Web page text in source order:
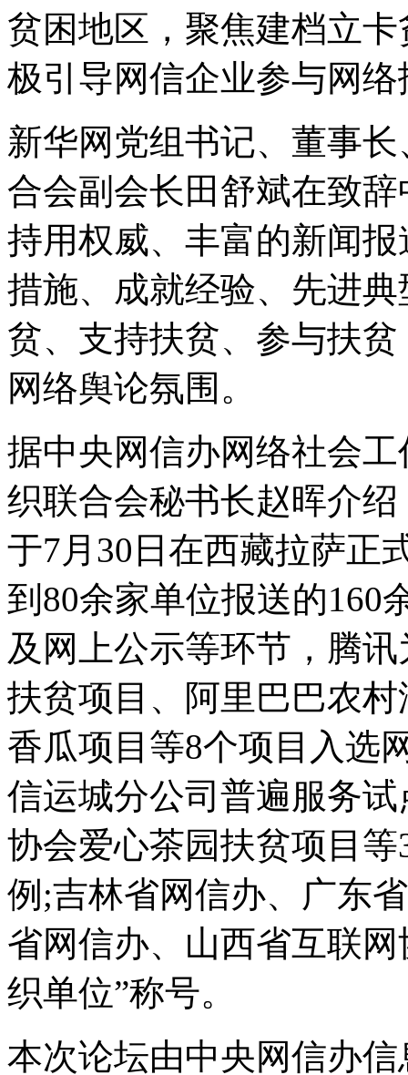
贫困地区，聚焦建档立
极引导网信企业参与网络
新华网党组书记、董事
合会副会长田舒斌在致
持用权威、丰富的新闻
措施、成就经验、先进
贫、支持扶贫、参与扶
网络舆论氛围。
据中央网信办网络社会
织联合会秘书长赵晖介
于7月30日在西藏拉萨正
到80余家单位报送的160
及网上公示等环节，腾
扶贫项目、阿里巴巴农
香瓜项目等8个项目入选
信运城分公司普遍服务
协会爱心茶园扶贫项目
例;吉林省网信办、广东
省网信办、山西省互联
织单位”称号。
本次论坛由中央网信办